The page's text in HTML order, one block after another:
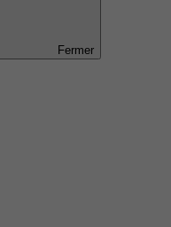
Fermer